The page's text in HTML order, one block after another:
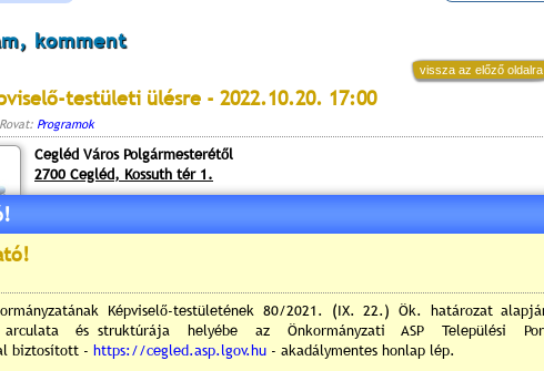
komment
vissza az előző oldalra
testületi ülésre - 2022.10.20. 17:00
Rovat: Programok
Cegléd Város Polgármesterétől
2700 Cegléd, Kossuth tér 1.
2022. október 20-án (csütörtök) 17 órai kezdettel
Díszterme
Kossuth tér. 1.
Dr. Csáky András